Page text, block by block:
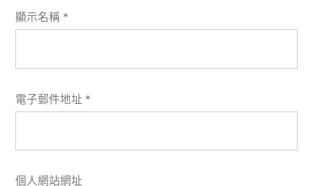
顯示名稱 *
電子郵件地址 *
個人網站網址